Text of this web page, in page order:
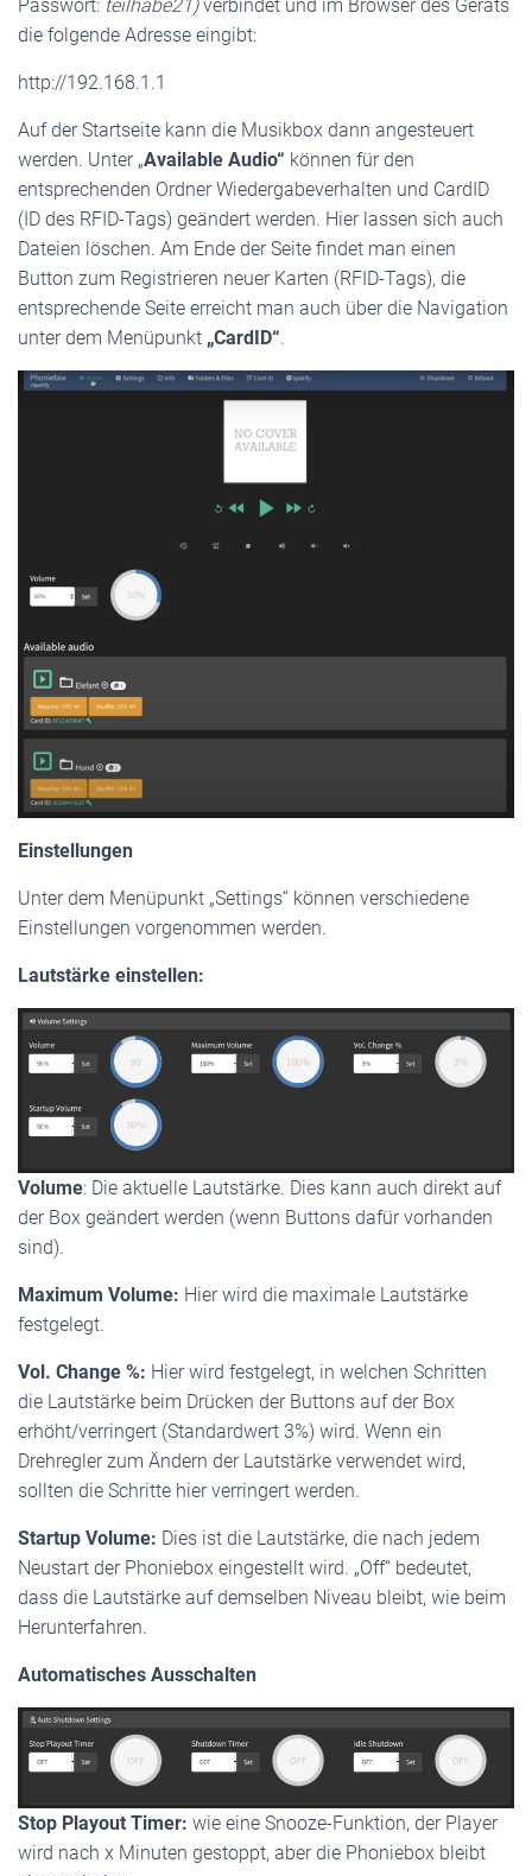
Passwort: teilhabe21)verbindet und im Browser des Geräts
die folgende Adresse eingibt:
http://192.168.1.1
Auf der Startseite kann die Musikbox dann angesteuert
werden. Unter „Available Audio“ können für den
entsprechenden Ordner Wiedergabeverhalten und CardID
(ID des RFID-Tags) geändert werden. Hier lassen sich auch
Dateien löschen. Am Ende der Seite findet man einen
Button zum Registrieren neuer Karten (RFID-Tags), die
entsprechende Seite erreicht man auch über die Navigation
unter dem Menüpunkt „CardID“.
Einstellungen
Unter dem Menüpunkt „Settings“ können verschiedene
Einstellungen vorgenommen werden.
Lautstärke einstellen:
Volume: Die aktuelle Lautstärke. Dies kann auch direkt auf
der Box geändert werden (wenn Buttons dafür vorhanden
sind).
Maximum Volume: Hier wird die maximale Lautstärke
festgelegt.
Vol. Change %: Hier wird festgelegt, in welchen Schritten
die Lautstärke beim Drücken der Buttons auf der Box
erhöht/verringert (Standardwert 3%) wird. Wenn ein
Drehregler zum Ändern der Lautstärke verwendet wird,
sollten die Schritte hier verringert werden.
Startup Volume: Dies ist die Lautstärke, die nach jedem
Neustart der Phoniebox eingestellt wird. „Off“ bedeutet,
dass die Lautstärke auf demselben Niveau bleibt, wie beim
Herunterfahren.
Automatisches Ausschalten
Stop Playout Timer: wie eine Snooze-Funktion, der Player
wird nach x Minuten gestoppt, aber die Phoniebox bleibt